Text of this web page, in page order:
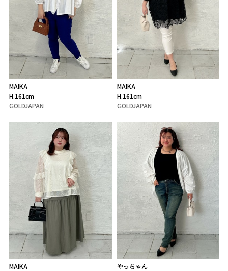
MAIKA
H.161cm
GOLDJAPAN
MAIKA
H.161cm
GOLDJAPAN
MAIKA
やっちゃん